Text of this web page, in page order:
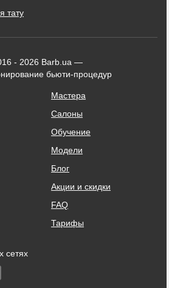
тату
- 2026 Barb.ua —
бьюти-процедур
Мастера
Салоны
Обучение
Модели
Блог
Акции и скидки
FAQ
Тарифы
сетях